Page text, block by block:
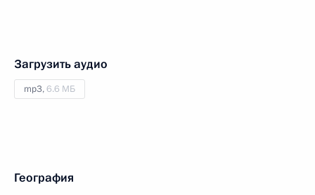
Загрузить аудио
mp3,6.6 МБ
География